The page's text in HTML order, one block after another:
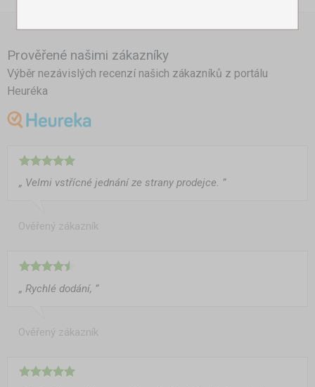
Prověřené našimi zákazníky
Výběr nezávislých recenzí našich zákazníků z portálu
Heuréka
„ Velmi vstřícné jednání ze strany prodejce. ”
Ověřený zákazník
„ Rychlé dodání, ”
Ověřený zákazník